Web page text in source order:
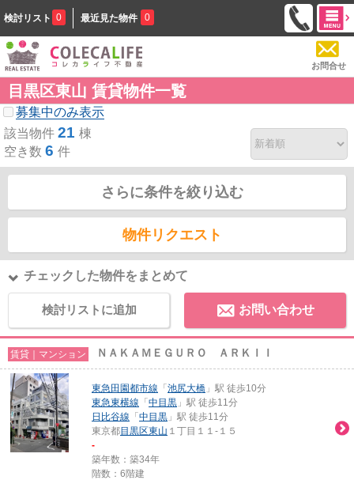
検討リスト 0 最近見た物件 0
お問合せ
目黒区東山 賃貸物件一覧
募集中のみ表示
該当物件 21 棟
空き数 6 件
さらに条件を絞り込む
物件リクエスト
チェックした物件をまとめて
検討リストに追加 お問い合わせ
賃貸｜マンション ＮＡＫＡＭＥＧＵＲＯ ＡＲＫＩＩ
東急田園都市線 「 池尻大橋 」駅 徒歩10分
東急東横線 「 中目黒 」駅 徒歩11分
日比谷線 「 中目黒 」駅 徒歩11分
東京都目黒区東山 １丁目１１-１５
-
築年数：築34年
階数：6階建